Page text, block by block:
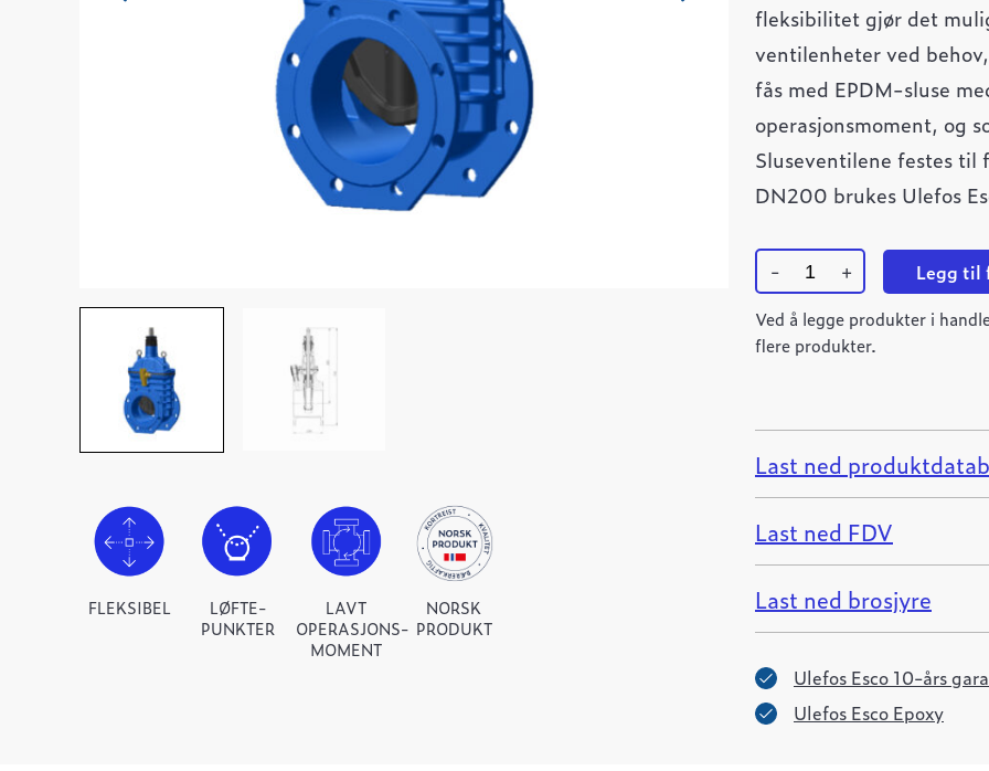
FLEKSIBEL
LØFTE-
PUNKTER
LAVT
OPERASJONS-
MOMENT
NORSK
PRODUKT
fleksibilitet gjør det
ventilenheter ved
fås med EPDM-sluse
operasjonsmoment, og
Sluseventilene festes til
DN200 brukes Ulefos
-
Ulefos
Esco
FLEX
sluseventil
quantity
+ Legg til
Ved å legge produkter i
flere produkter.
Last ned
Last ned FDV
Last ned brosjyre
Ulefos Esco 10-års
Ulefos Esco Epoxy